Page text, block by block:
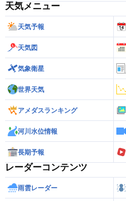
天気メニュー
天気予報
天気図
気象衛星
世界天気
アメダスランキング
河川水位情報
長期予報
レーダーコンテンツ
雨雲レーダー